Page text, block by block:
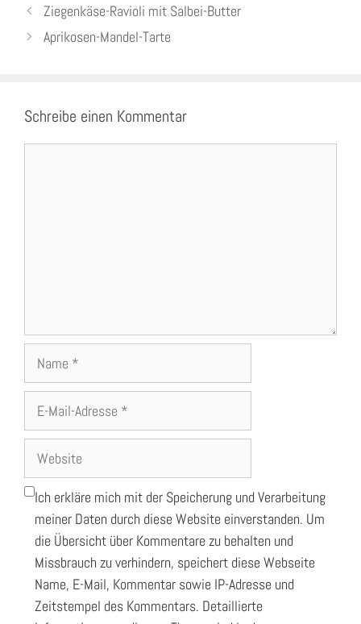
Ziegenkäse-Ravioli mit Salbei-Butter
Aprikosen-Mandel-Tarte
Schreibe einen Kommentar
Name
Adresse
Website
Ich erkläre mich mit der Speicherung und Verarbeitung
meiner Daten durch diese Website einverstanden. Um
die Übersicht über Kommentare zu behalten und
Missbrauch zu verhindern, speichert diese Webseite
Name, E-Mail, Kommentar sowie IP-Adresse und
Zeitstempel des Kommentars. Detaillierte